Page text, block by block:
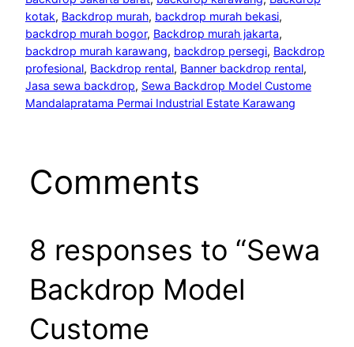
kotak, Backdrop murah, backdrop murah bekasi
backdrop murah bogor, Backdrop murah jakarta
backdrop murah karawang, backdrop persegi, Backdrop
profesional, Backdrop rental, Banner backdrop rental
Jasa sewa backdrop, Sewa Backdrop Model Custome
Mandalapratama Permai Industrial Estate Karawang
Comments
8 responses to “Sewa
Backdrop Model
Custome